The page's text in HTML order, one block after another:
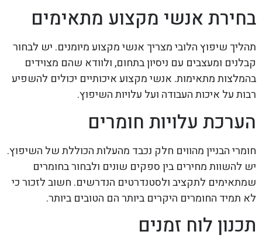
בחירת אנשי מקצוע מתאימים
תהליך שיפוץ הלובי מצריך אנשי מקצוע מיומנים. יש לבחור
קבלנים ומעצבים עם ניסיון בתחום, ולוודא שהם מצוידים
בהמלצות מתאימות. אנשי מקצוע איכותיים יכולים להשפיע
רבות על איכות העבודה ועל עלויות השיפוץ.
הערכת עלויות חומרים
חומרי הבניין מהווים חלק נכבד מהעלות הכוללת של השיפוץ.
יש להשוות מחירים בין ספקים שונים ולבחור בחומרים
שמתאימים לתקציב ולסטנדרטים הנדרשים. חשוב לזכור כי
לא תמיד החומרים היקרים ביותר הם הטובים ביותר.
תכנון לוח זמנים